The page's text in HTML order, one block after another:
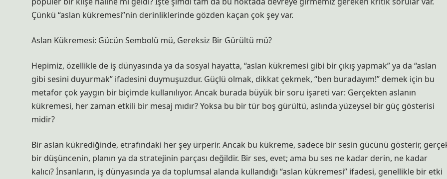
Çünkü “aslan kükremesi”nin derinliklerinde gözden kaçan çok şey var.
Aslan Kükremesi: Gücün Sembolü mü, Gereksiz Bir Gürültü mü?
Hepimiz, özellikle de iş dünyasında ya da sosyal hayatta, “aslan kükremesi gibi bir çıkış yapmak” ya da “aslan
gibi sesini duyurmak” ifadesini duymuşuzdur. Güçlü olmak, dikkat çekmek, “ben buradayım!” demek için bu
metafor çok yaygın bir biçimde kullanılıyor. Ancak burada büyük bir soru işareti var: Gerçekten aslanın
kükremesi, her zaman etkili bir mesaj mıdır? Yoksa bu bir tür boş gürültü, aslında yüzeysel bir güç gösterisi
midir?
Bir aslan kükrediğinde, etrafındaki her şey ürperir. Ancak bu kükreme, sadece bir sesin gücünü gösterir,
bir düşüncenin, planın ya da stratejinin parçası değildir. Bir ses, evet; ama bu ses ne kadar derin, ne kadar
kalıcı? İnsanların, iş dünyasında ya da toplumsal alanda kullandığı “aslan kükremesi” ifadesi, genellikle bir etki